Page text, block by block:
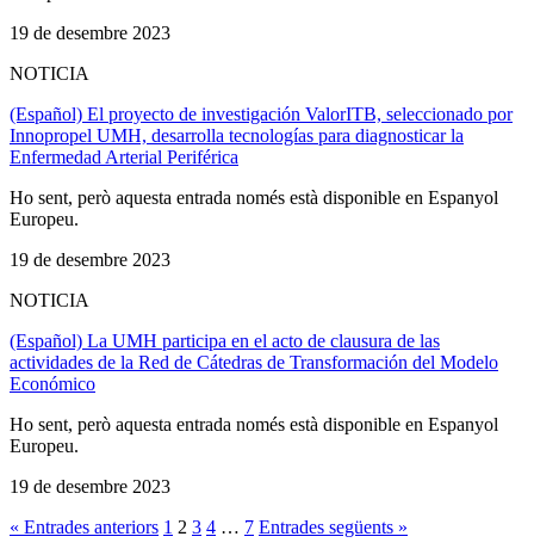
19 de desembre 2023
NOTICIA
(Español) El proyecto de investigación ValorITB, seleccionado por
Innopropel UMH, desarrolla tecnologías para diagnosticar la
Enfermedad Arterial Periférica
Ho sent, però aquesta entrada només està disponible en Espanyol
Europeu.
19 de desembre 2023
NOTICIA
(Español) La UMH participa en el acto de clausura de las
actividades de la Red de Cátedras de Transformación del Modelo
Económico
Ho sent, però aquesta entrada només està disponible en Espanyol
Europeu.
19 de desembre 2023
« Entrades anteriors 1 2 3 4 … 7 Entrades següents »